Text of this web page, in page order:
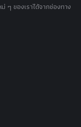
ๆ ของเราได้จากช่องทาง